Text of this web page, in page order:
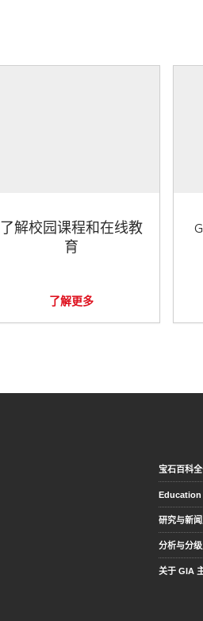
了解校园课程和在线教
育
了解更多
宝石百科
Education
研究与新
分析与分
关于 GIA